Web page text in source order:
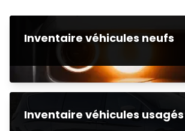
Inventaire véhicules neufs
Inventaire véhicules usagés